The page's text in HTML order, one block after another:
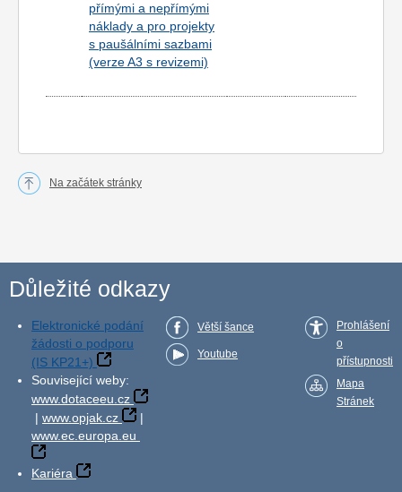
přímými a nepřímými
náklady a pro projekty
s paušálními sazbami
(verze A3 s revizemi)
Na začátek stránky
Důležité odkazy
Elektronické podání
žádosti o podporu
(IS KP21+)
Související weby:
www.dotaceeu.cz
| www.opjak.cz
|
www.ec.europa.eu
Kariéra
Větší šance
Youtube
Prohlášení
o
přístupnosti
Mapa
Stránek